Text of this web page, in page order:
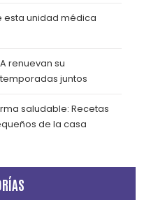
esta unidad médica
renuevan su
juntos
saludable: Recetas
de la casa